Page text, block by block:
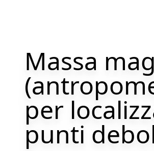
Massa
per
punti